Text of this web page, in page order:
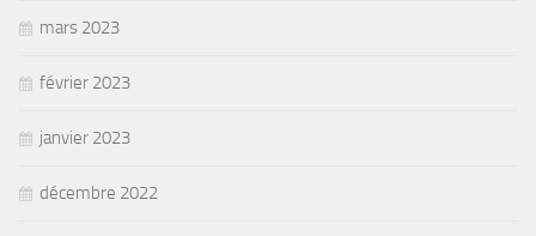
mars 2023
février 2023
janvier 2023
décembre 2022